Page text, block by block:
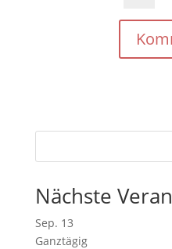
Nächste
Sep. 13
Ganztägig